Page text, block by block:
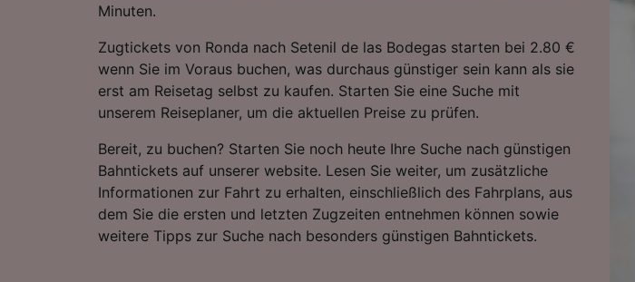
Minuten.
Zugtickets von Ronda nach Setenil de las Bodegas starten bei 2.80 €
wenn Sie im Voraus buchen, was durchaus günstiger sein kann als sie
erst am Reisetag selbst zu kaufen. Starten Sie eine Suche mit
unserem Reiseplaner, um die aktuellen Preise zu prüfen.
Bereit, zu buchen? Starten Sie noch heute Ihre Suche nach günstigen
Bahntickets auf unserer website. Lesen Sie weiter, um zusätzliche
Informationen zur Fahrt zu erhalten, einschließlich des Fahrplans, aus
dem Sie die ersten und letzten Zugzeiten entnehmen können sowie
weitere Tipps zur Suche nach besonders günstigen Bahntickets.